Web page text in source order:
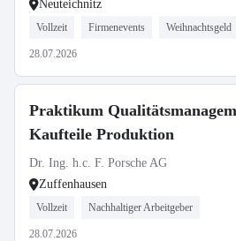
Neuteichnitz
Vollzeit Firmenevents Weihnachtsgeld
28.07.2026
Praktikum
Kaufteile Produktion
Dr. Ing. h.c. F. Porsche AG
Zuffenhausen
Vollzeit Nachhaltiger Arbeitgeber
28.07.2026